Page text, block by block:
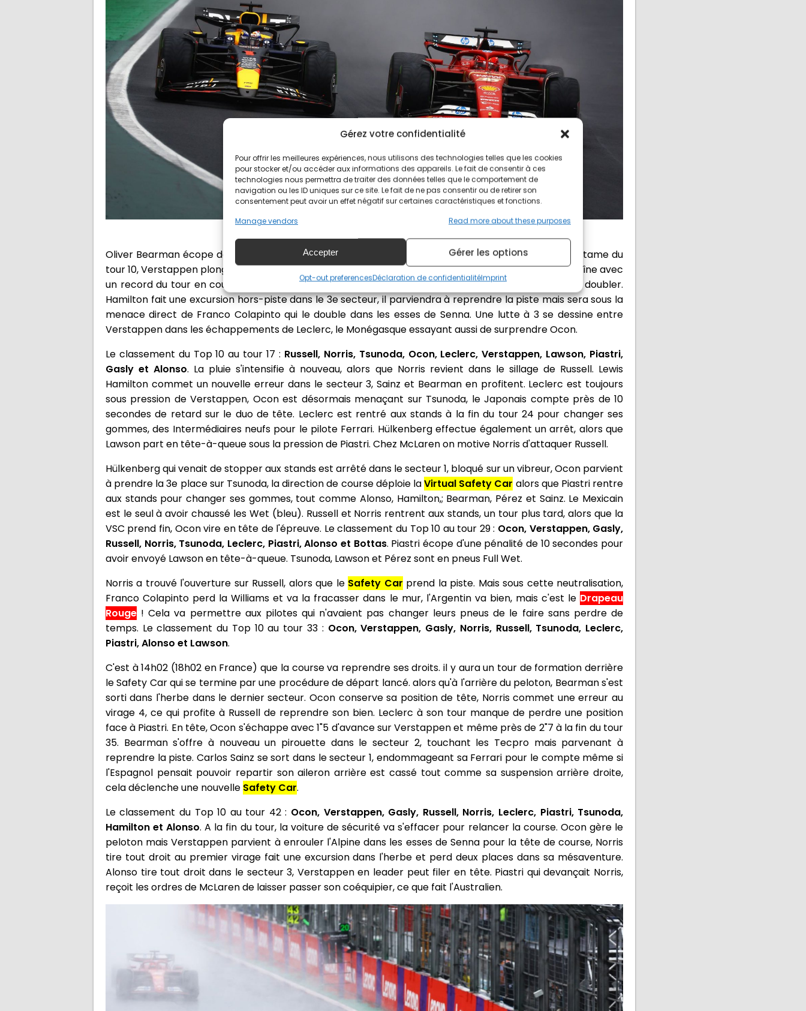
Gérez votre confidentialité
Pour offrir les meilleures expériences, nous utilisons des technologies telles que les cookies
pour stocker et/ou accéder aux informations des appareils. Le fait de consentir à ces
technologies nous permettra de traiter des données telles que le comportement de
navigation ou les ID uniques sur ce site. Le fait de ne pas consentir ou de retirer son
consentement peut avoir un effet négatif sur certaines caractéristiques et fonctions.
Manage vendors
Read more about these purposes
Accepter Gérer les options
Opt-out preferencesDéclaration de confidentialitéImprint
Oliver Bearman écope de 10 secondes de pénalité pour un contact causé à Franco Colapinto. A l'entame du
tour 10, Verstappen plonge au virage 1 sur Piastri, le Néerlandais est désormais 7e. Verstappen enchaîne avec
un record du tour en course et fond sur Liam Lawson sur lequel il n'aura pas beaucoup de mal à le doubler.
Hamilton fait une excursion hors-piste dans le 3e secteur, il parviendra à reprendre la piste mais sera sous la
menace direct de Franco Colapinto qui le double dans les esses de Senna. Une lutte à 3 se dessine entre
Verstappen dans les échappements de Leclerc, le Monégasque essayant aussi de surprendre Ocon.
Le classement du Top 10 au tour 17 : Russell, Norris, Tsunoda, Ocon, Leclerc, Verstappen, Lawson, Piastri,
Gasly et Alonso. La pluie s'intensifie à nouveau, alors que Norris revient dans le sillage de Russell. Lewis
Hamilton commet un nouvelle erreur dans le secteur 3, Sainz et Bearman en profitent. Leclerc est toujours
sous pression de Verstappen, Ocon est désormais menaçant sur Tsunoda, le Japonais compte près de 10
secondes de retard sur le duo de tête. Leclerc est rentré aux stands à la fin du tour 24 pour changer ses
gommes, des Intermédiaires neufs pour le pilote Ferrari. Hülkenberg effectue également un arrêt, alors que
Lawson part en tête-à-queue sous la pression de Piastri. Chez McLaren on motive Norris d'attaquer Russell.
Hülkenberg qui venait de stopper aux stands est arrêté dans le secteur 1, bloqué sur un vibreur, Ocon parvient
à prendre la 3e place sur Tsunoda, la direction de course déploie laVirtual Safety Car alors que Piastri rentre
aux stands pour changer ses gommes, tout comme Alonso, Hamilton,; Bearman, Pérez et Sainz. Le Mexicain
est le seul à avoir chaussé les Wet (bleu). Russell et Norris rentrent aux stands, un tour plus tard, alors que la
VSC prend fin, Ocon vire en tête de l'épreuve. Le classement du Top 10 au tour 29 : Ocon, Verstappen, Gasly,
Russell, Norris, Tsunoda, Leclerc, Piastri, Alonso et Bottas. Piastri écope d'une pénalité de 10 secondes pour
avoir envoyé Lawson en tête-à-queue. Tsunoda, Lawson et Pérez sont en pneus Full Wet.
Norris a trouvé l'ouverture sur Russell, alors que le Safety Car prend la piste. Mais sous cette neutralisation,
Franco Colapinto perd la Williams et va la fracasser dans le mur, l'Argentin va bien, mais c'est le Drapeau
Rouge! Cela va permettre aux pilotes qui n'avaient pas changer leurs pneus de le faire sans perdre de
temps. Le classement du Top 10 au tour 33 : Ocon, Verstappen, Gasly, Norris, Russell, Tsunoda, Leclerc,
Piastri, Alonso et Lawson.
C'est à 14h02 (18h02 en France) que la course va reprendre ses droits. il y aura un tour de formation derrière
le Safety Car qui se termine par une procédure de départ lancé. alors qu'à l'arrière du peloton, Bearman s'est
sorti dans l'herbe dans le dernier secteur. Ocon conserve sa position de tête, Norris commet une erreur au
virage 4, ce qui profite à Russell de reprendre son bien. Leclerc à son tour manque de perdre une position
face à Piastri. En tête, Ocon s'échappe avec 1"5 d'avance sur Verstappen et même près de 2"7 à la fin du tour
35. Bearman s'offre à nouveau un pirouette dans le secteur 2, touchant les Tecpro mais parvenant à
reprendre la piste. Carlos Sainz se sort dans le secteur 1, endommageant sa Ferrari pour le compte même si
l'Espagnol pensait pouvoir repartir son aileron arrière est cassé tout comme sa suspension arrière droite,
cela déclenche une nouvelle Safety Car.
Le classement du Top 10 au tour 42 : Ocon, Verstappen, Gasly, Russell, Norris, Leclerc, Piastri, Tsunoda,
Hamilton et Alonso. A la fin du tour, la voiture de sécurité va s'effacer pour relancer la course. Ocon gère le
peloton mais Verstappen parvient à enrouler l'Alpine dans les esses de Senna pour la tête de course, Norris
tire tout droit au premier virage fait une excursion dans l'herbe et perd deux places dans sa mésaventure.
Alonso tire tout droit dans le secteur 3, Verstappen en leader peut filer en tête. Piastri qui devançait Norris,
reçoit les ordres de McLaren de laisser passer son coéquipier, ce que fait l'Australien.